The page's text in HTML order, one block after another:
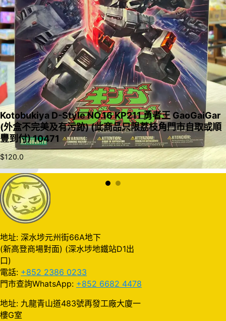
入購物車
Kotobukiya D-Style NO.16 KP211 勇者王 GaoGaiGar
(外盒不完美及有污跡) (此商品只限荔枝角門市自取或順
豐到付) 10471
$120.0
地址: 深水埗元州街66A地下
(新高登商場對面) (深水埗地鐵站D1出
口)
電話: +852 2386 0233
門市查詢WhatsApp: +852 6682 4478
地址: 九龍青山道483號再發工廠大廈一
樓G室